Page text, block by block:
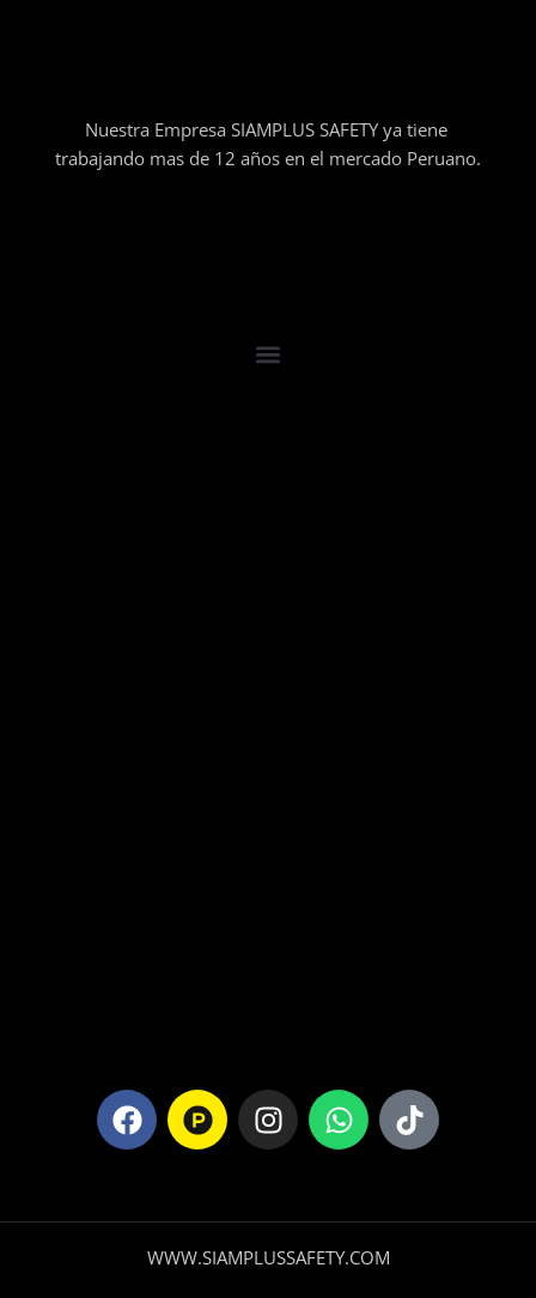
Nuestra Empresa SIAMPLUS SAFETY ya tiene
trabajando mas de 12 años en el mercado Peruano.
WWW.SIAMPLUSSAFETY.COM